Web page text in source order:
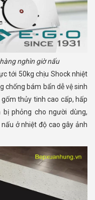
nghìn giờ nấu
chống bám bẩn dễ vệ sinh
thủy tinh cao cấp, hấp
phỏng cho người dùng,
ở nhiệt độ cao gây ảnh